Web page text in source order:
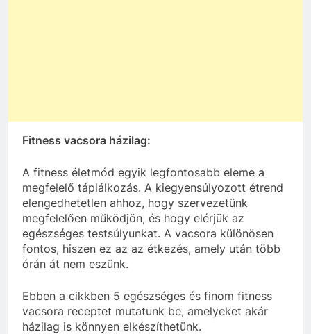
Fitness vacsora házilag:
A fitness életmód egyik legfontosabb eleme a
megfelelő táplálkozás. A kiegyensúlyozott étrend
elengedhetetlen ahhoz, hogy szervezetünk
megfelelően működjön, és hogy elérjük az
egészséges testsúlyunkat. A vacsora különösen
fontos, hiszen ez az az étkezés, amely után több
órán át nem eszünk.
Ebben a cikkben 5 egészséges és finom fitness
vacsora receptet mutatunk be, amelyeket akár
házilag is könnyen elkészíthetünk.